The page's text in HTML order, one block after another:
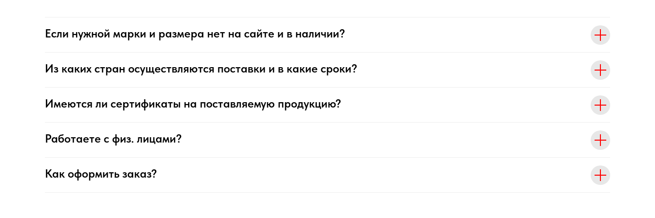
Если нужной марки и размера нет на сайте и в наличии?
Из каких стран осуществляются поставки и в какие сроки?
Имеются ли сертификаты на поставляемую продукцию?
Работаете с физ. лицами?
Как оформить заказ?